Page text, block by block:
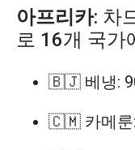
아프리카: 차
로 16개 국가
🇧🇯 베냉:
🇨🇲 카메룬: